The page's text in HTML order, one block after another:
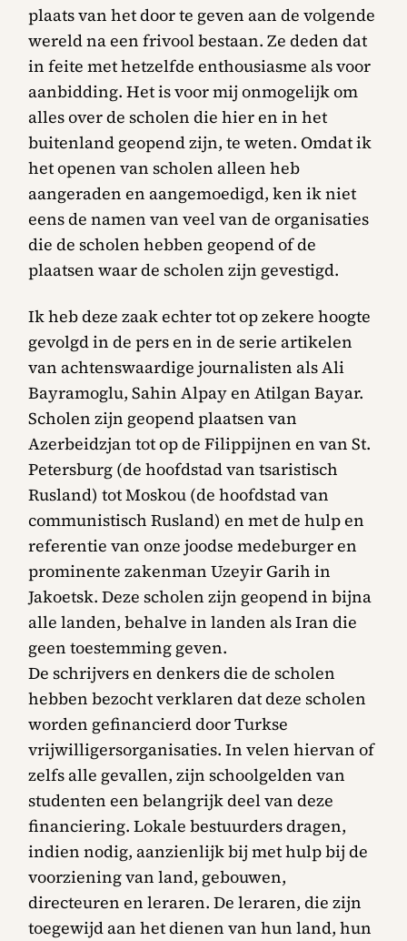
plaats van het door te geven aan de volgende
wereld na een frivool bestaan. Ze deden dat
in feite met hetzelfde enthousiasme als voor
aanbidding. Het is voor mij onmogelijk om
alles over de scholen die hier en in het
buitenland geopend zijn, te weten. Omdat ik
het openen van scholen alleen heb
aangeraden en aangemoedigd, ken ik niet
eens de namen van veel van de organisaties
die de scholen hebben geopend of de
plaatsen waar de scholen zijn gevestigd.
Ik heb deze zaak echter tot op zekere hoogte
gevolgd in de pers en in de serie artikelen
van achtenswaardige journalisten als Ali
Bayramoglu, Sahin Alpay en Atilgan Bayar.
Scholen zijn geopend plaatsen van
Azerbeidzjan tot op de Filippijnen en van St.
Petersburg (de hoofdstad van tsaristisch
Rusland) tot Moskou (de hoofdstad van
communistisch Rusland) en met de hulp en
referentie van onze joodse medeburger en
prominente zakenman Uzeyir Garih in
Jakoetsk. Deze scholen zijn geopend in bijna
alle landen, behalve in landen als Iran die
geen toestemming geven.
De schrijvers en denkers die de scholen
hebben bezocht verklaren dat deze scholen
worden gefinancierd door Turkse
vrijwilligersorganisaties. In velen hiervan of
zelfs alle gevallen, zijn schoolgelden van
studenten een belangrijk deel van deze
financiering. Lokale bestuurders dragen,
indien nodig, aanzienlijk bij met hulp bij de
voorziening van land, gebouwen,
directeuren en leraren. De leraren, die zijn
toegewijd aan het dienen van hun land, hun